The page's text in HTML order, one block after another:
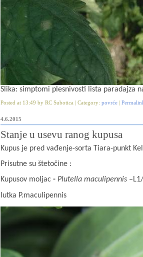
Slika: simptomi plesnivosti lista paradajza
Posted at 13:49 by RC Subotica | Category: povrće
4.6.2015
Stanje u usevu ranog kupusa
Kupus je pred vađenje-sorta Tiara-punkt
Prisutne su štetočine :
Kupusov moljac - Plutella maculipennis
lutka P.maculipennis